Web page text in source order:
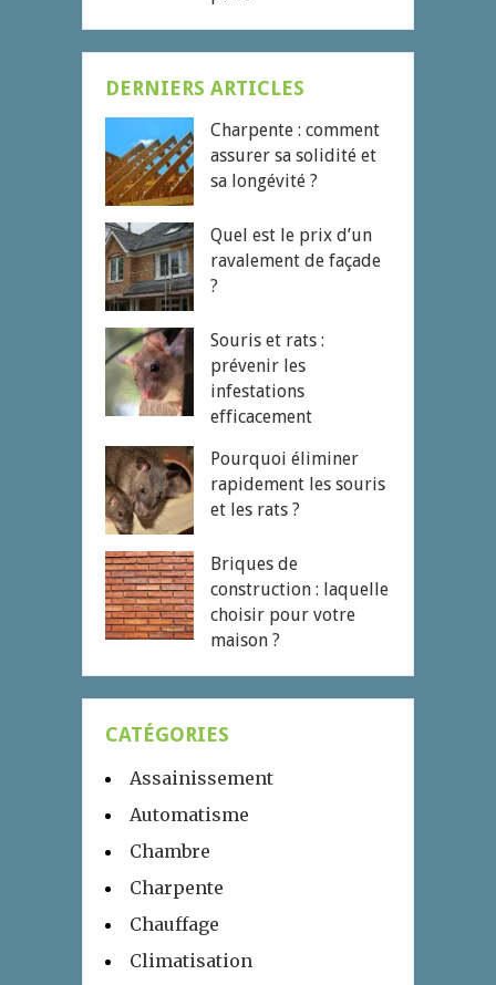
DERNIERS ARTICLES
Charpente : comment
assurer sa solidité et
sa longévité ?
Quel est le prix d’un
ravalement de façade
?
Souris et rats :
prévenir les
infestations
efficacement
Pourquoi éliminer
rapidement les souris
et les rats ?
Briques de
construction : laquelle
choisir pour votre
maison ?
CATÉGORIES
Assainissement
Automatisme
Chambre
Charpente
Chauffage
Climatisation